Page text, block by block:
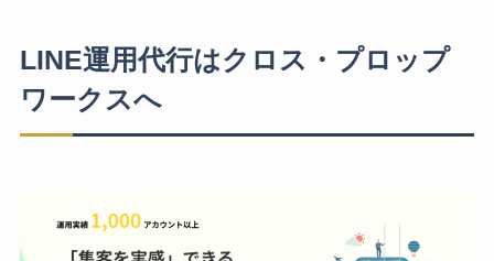
LINE運用代行はクロス・プロップ
ワークスへ